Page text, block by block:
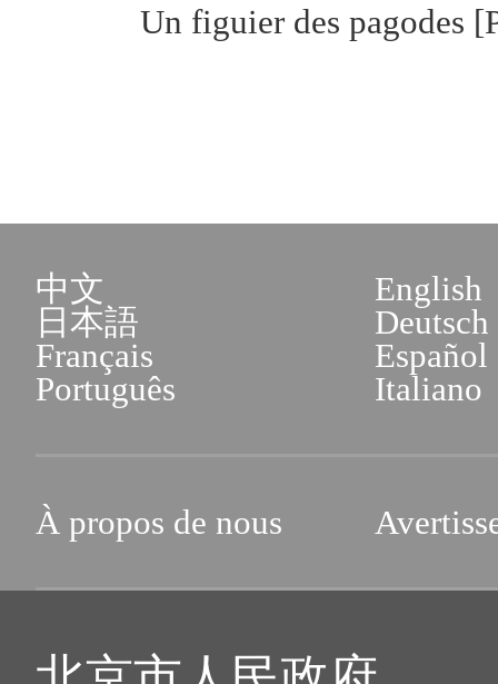
Un figuier des pagodes
中文
English
日本語
Deutsch
Français
Español
Português
Italiano
À propos de nous